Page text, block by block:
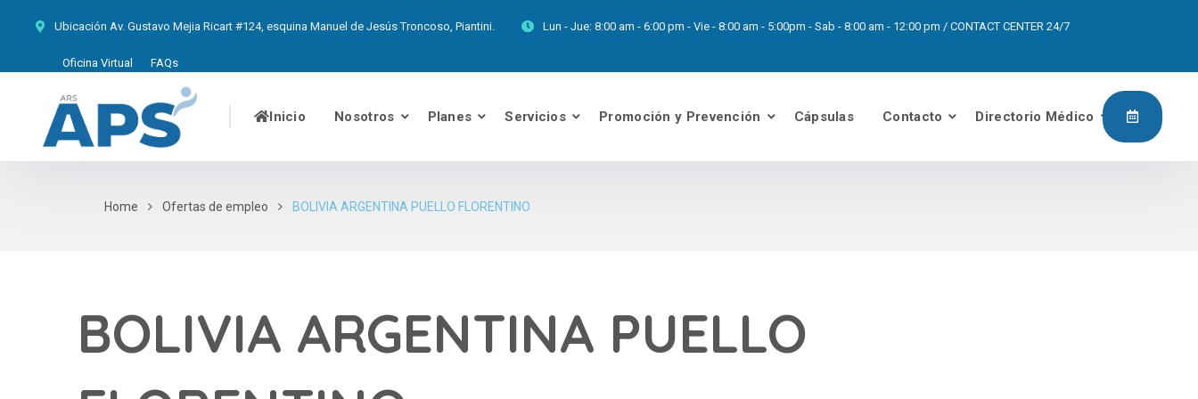
Ubicación Av. Gustavo Mejia Ricart #124, esquina Manuel de Jesús Troncoso, Piantini. Lun - Jue: 8:00 am - 6:00 pm - Vie - 8:00 am - 5:00pm - Sab - 8:00 am - 12:00 pm / CONTACT CENTER 24/7
Oficina Virtual FAQs
Inicio Nosotros Planes Servicios Promoción y Prevención Cápsulas Contacto Directorio Médico
Home Ofertas de empleo BOLIVIA ARGENTINA PUELLO FLORENTINO
BOLIVIA ARGENTINA PUELLO